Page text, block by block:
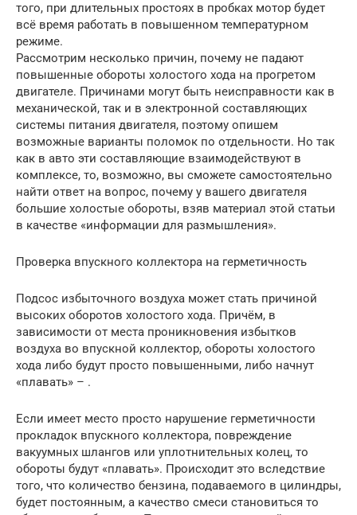
того, при длительных простоях в пробках мотор будет
всё время работать в повышенном температурном
режиме.
Рассмотрим несколько причин, почему не падают
повышенные обороты холостого хода на прогретом
двигателе. Причинами могут быть неисправности как в
механической, так и в электронной составляющих
системы питания двигателя, поэтому опишем
возможные варианты поломок по отдельности. Но так
как в авто эти составляющие взаимодействуют в
комплексе, то, возможно, вы сможете самостоятельно
найти ответ на вопрос, почему у вашего двигателя
большие холостые обороты, взяв материал этой статьи
в качестве «информации для размышления».
Проверка впускного коллектора на герметичность
Подсос избыточного воздуха может стать причиной
высоких оборотов холостого хода. Причём, в
зависимости от места проникновения избытков
воздуха во впускной коллектор, обороты холостого
хода либо будут просто повышенными, либо начнут
«плавать» – .
Если имеет место просто нарушение герметичности
прокладок впускного коллектора, повреждение
вакуумных шлангов или уплотнительных колец, то
обороты будут «плавать». Происходит это вследствие
того, что количество бензина, подаваемого в цилиндры,
будет постоянным, а качество смеси становиться то